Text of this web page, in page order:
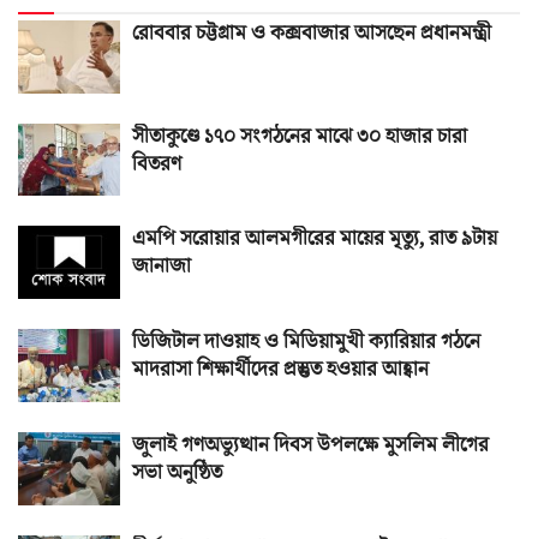
রোববার চট্টগ্রাম ও কক্সবাজার আসছেন প্রধানমন্ত্রী
সীতাকুণ্ডে ১৭০ সংগঠনের মাঝে ৩০ হাজার চারা
বিতরণ
এমপি সরোয়ার আলমগীরের মায়ের মৃত্যু, রাত ৯টায়
জানাজা
ডিজিটাল দাওয়াহ ও মিডিয়ামুখী ক্যারিয়ার গঠনে
মাদরাসা শিক্ষার্থীদের প্রস্তুত হওয়ার আহ্বান
জুলাই গণঅভ্যুত্থান দিবস উপলক্ষে মুসলিম লীগের
সভা অনুষ্ঠিত